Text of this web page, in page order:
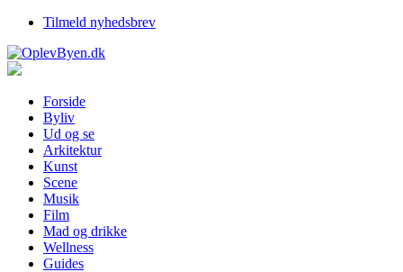
Tilmeld nyhedsbrev
Forside
Byliv
Ud og se
Arkitektur
Kunst
Scene
Musik
Film
Mad og drikke
Wellness
Guides